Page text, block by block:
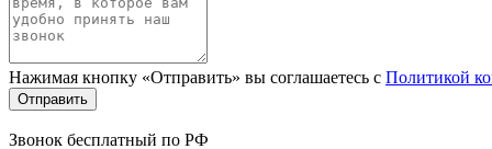
Нажимая кнопку «Отправить» вы соглашаетесь с Политикой
Звонок бесплатный по РФ